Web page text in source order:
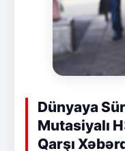
Dünyaya
Mutasiyalı
Qarşı